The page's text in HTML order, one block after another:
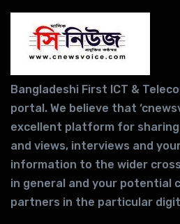
Bangladeshi First ICT &
portal. We believe that
excellent platform for sharing
and views, interviews and
information to the wider
in general and your potential
partners in the particular